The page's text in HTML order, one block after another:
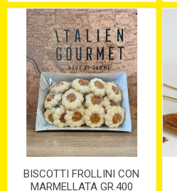
BISCOTTI FROLLINI CON
MARMELLATA GR.400